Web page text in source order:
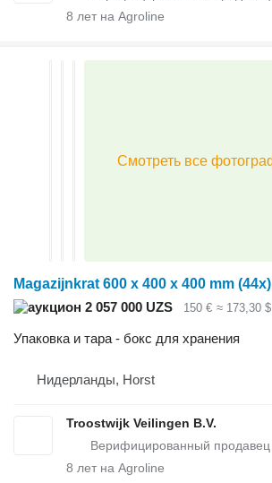
8 лет на Agroline
Magazijnkrat 600 x 400 x 400 mm (44x)
2 057 000 UZS
150 € ≈ 173,30 $
Упаковка и тара - бокс для хранения
Нидерланды, Horst
Troostwijk Veilingen B.V.
8 лет на Agroline